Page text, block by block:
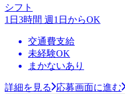
シフト
1日3時間 週1日からOK
交通費支給
未経験OK
まかないあり
詳細を見る 応募画面に進む